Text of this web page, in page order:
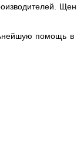
помощь в